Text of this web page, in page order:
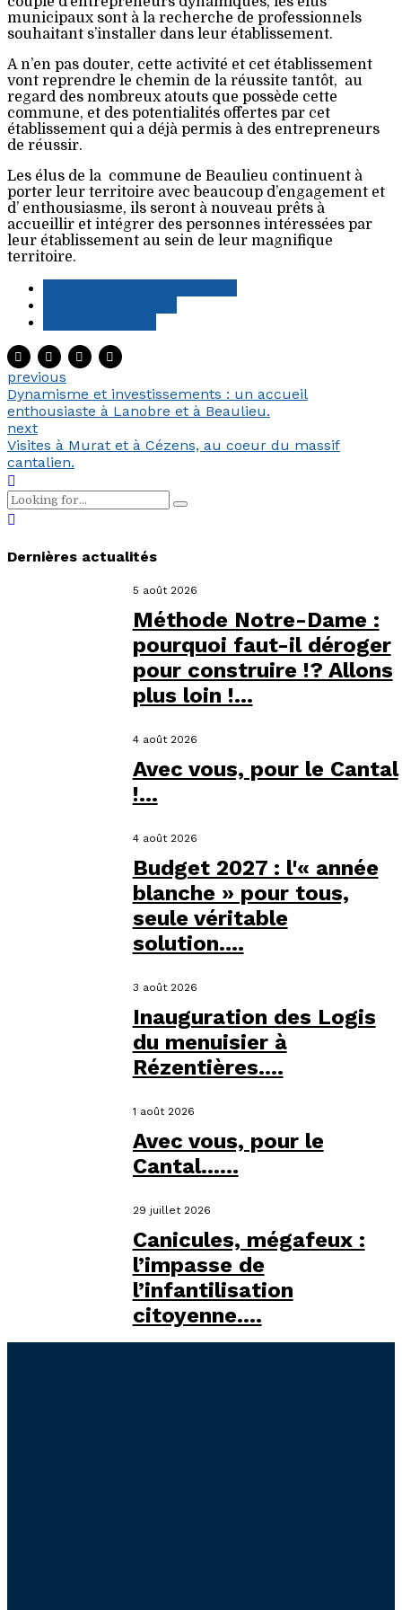
municipaux sont à la recherche de professionnels
souhaitant s’installer dans leur établissement.
A n’en pas douter, cette activité et cet établissement
vont reprendre le chemin de la réussite tantôt, au
regard des nombreux atouts que possède cette
commune, et des potentialités offertes par cet
établissement qui a déjà permis à des entrepreneurs
de réussir.
Les élus de la commune de Beaulieu continuent à
porter leur territoire avec beaucoup d’engagement et
d’ enthousiasme, ils seront à nouveau prêts à
accueillir et intégrer des personnes intéressées par
leur établissement au sein de leur magnifique
territoire.
previous
Dynamisme et investissements : un accueil
enthousiaste à Lanobre et à Beaulieu.
next
Visites à Murat et à Cézens, au coeur du massif
cantalien.
Dernières actualités
5 août 2026
Méthode Notre-Dame :
pourquoi faut-il déroger
pour construire !? Allons
plus loin !...
4 août 2026
Avec vous, pour le Cantal
!...
4 août 2026
Budget 2027 : l'« année
blanche » pour tous,
seule véritable
solution....
3 août 2026
Inauguration des Logis
du menuisier à
Rézentières....
1 août 2026
Avec vous, pour le
Cantal…...
29 juillet 2026
Canicules, mégafeux :
l’impasse de
l’infantilisation
citoyenne....